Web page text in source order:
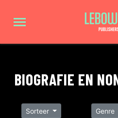
BIOGRAFIE EN
Sorteer Genre